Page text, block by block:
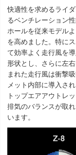
快適性を求めるライ
るベンチレーション
ホールを従来モデル
を高めました。特に
て効率よく走行風を
形状とし、さらに左
まれた走行風は衝撃
メット内部に導入さ
トップエアアウトレ
排気のバランスが取
います。